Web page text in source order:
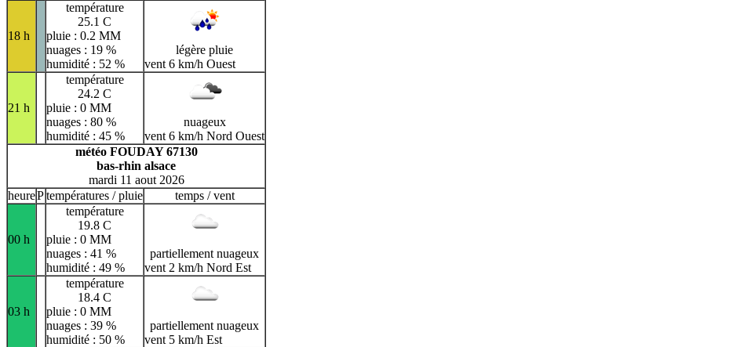
18 h
température
25.1 C
pluie : 0.2 MM
nuages : 19 %
humidité : 52 %
légère pluie
vent 6 km/h Ouest
21 h
température
24.2 C
pluie : 0 MM
nuages : 80 %
humidité : 45 %
nuageux
vent 6 km/h Nord Ouest
météo FOUDAY 67130
bas-rhin alsace
mardi 11 aout 2026
heurePtempératures / pluie temps / vent
00 h
température
19.8 C
pluie : 0 MM
nuages : 41 %
humidité : 49 %
partiellement nuageux
vent 2 km/h Nord Est
03 h
température
18.4 C
pluie : 0 MM
nuages : 39 %
humidité : 50 %
partiellement nuageux
vent 5 km/h Est